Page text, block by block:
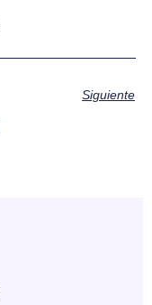
Siguiente